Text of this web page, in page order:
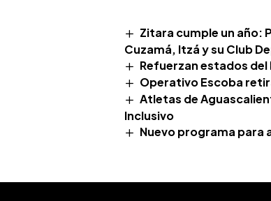
Zitara cumple un año:
Cuzamá, Itzá y su Club
Refuerzan estados
Operativo Escoba
Atletas de
Inclusivo
Nuevo programa para